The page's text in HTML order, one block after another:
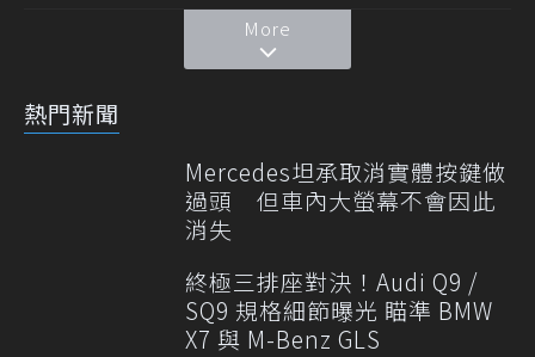
More
熱門新聞
Mercedes坦承取消實體按鍵做
過頭 但車內大螢幕不會因此
消失
終極三排座對決！Audi Q9 /
SQ9 規格細節曝光 瞄準 BMW
X7 與 M-Benz GLS